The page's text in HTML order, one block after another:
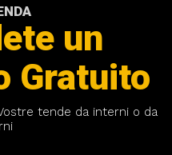
un
Gratuito
tende da interni o da